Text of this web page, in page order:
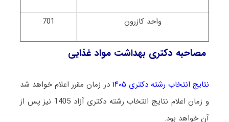
واحد کازرون 701
مصاحبه دکتری بهداشت مواد غذایی
نتایج انتخاب رشته دکتری ۱۴۰۵
در زمان مقرر اعلام خواهد شد
و زمان اعلام نتایج انتخاب رشته دکتری آزاد 1405 نیز پس از
آن خواهد بود.